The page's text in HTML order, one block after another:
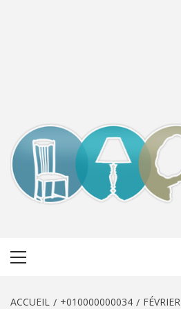
ACCUEIL +010000000034 FÉVRIER